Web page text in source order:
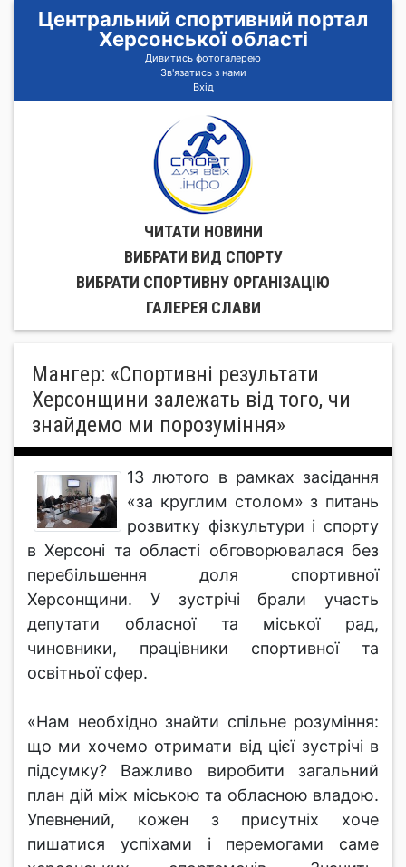
Центральний спортивний портал
Херсонської області
Дивитись фотогалерею
Зв'язатись з нами
Вхід
ЧИТАТИ НОВИНИ
ВИБРАТИ ВИД СПОРТУ
ВИБРАТИ СПОРТИВНУ ОРГАНIЗАЦIЮ
ГАЛЕРЕЯ СЛАВИ
Мангер: «Спортивні результати
Херсонщини залежать від того, чи
знайдемо ми порозуміння»
13 лютого в рамках засідання
«за круглим столом» з питань
розвитку фізкультури і спорту
в Херсоні та області обговорювалася без
перебільшення доля спортивної
Херсонщини. У зустрічі брали участь
депутати обласної та міської рад,
чиновники, працівники спортивної та
освітньої сфер.
«Нам необхідно знайти спільне розуміння:
що ми хочемо отримати від цієї зустрічі в
підсумку? Важливо виробити загальний
план дій між міською та обласною владою.
Упевнений, кожен з присутніх хоче
пишатися успіхами і перемогами саме